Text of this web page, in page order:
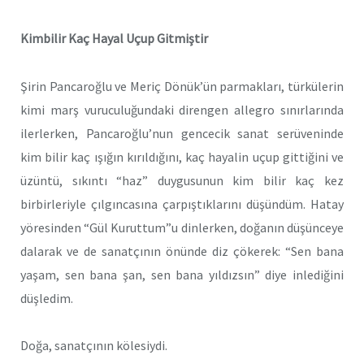
Kimbilir Kaç Hayal Uçup Gitmiştir
Şirin Pancaroğlu ve Meriç Dönük’ün parmakları, türkülerin
kimi marş vuruculuğundaki direngen allegro sınırlarında
ilerlerken, Pancaroğlu’nun gencecik sanat serüveninde
kim bilir kaç ışığın kırıldığını, kaç hayalin uçup gittiğini ve
üzüntü, sıkıntı “haz” duygusunun kim bilir kaç kez
birbirleriyle çılgıncasına çarpıştıklarını düşündüm. Hatay
yöresinden “Gül Kuruttum”u dinlerken, doğanın düşünceye
dalarak ve de sanatçının önünde diz çökerek: “Sen bana
yaşam, sen bana şan, sen bana yıldızsın” diye inlediğini
düşledim.
Doğa, sanatçının kölesiydi.